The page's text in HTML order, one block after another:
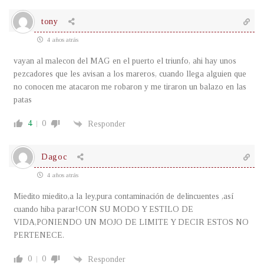
tony
4 años atrás
vayan al malecon del MAG en el puerto el triunfo, ahi hay unos
pezcadores que les avisan a los mareros, cuando llega alguien que
no conocen me atacaron me robaron y me tiraron un balazo en las
patas
4 0 Responder
Dagoc
4 años atrás
Miedito miedito,a la ley,pura contaminación de delincuentes ,así
cuando hiba parar!CON SU MODO Y ESTILO DE
VIDA,PONIENDO UN MOJO DE LIMITE Y DECIR ESTOS NO
PERTENECE.
0 0 Responder